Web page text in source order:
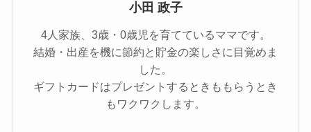
小田 政子
4人家族、3歳・0歳児を育てているママです。
結婚・出産を機に節約と貯金の楽しさに目覚めま
した。
ギフトカードはプレゼントするときももらうとき
もワクワクします。